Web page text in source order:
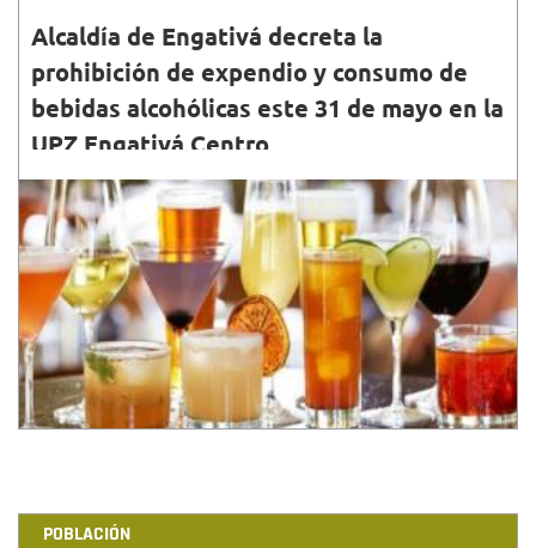
Alcaldía de Engativá decreta la
prohibición de expendio y consumo de
bebidas alcohólicas este 31 de mayo en la
UPZ Engativá Centro
30•MAYO•2015
En el marco de la celebración de “Día de la Madre y
homenaje a la lucha contra la violencia de género”,
que se llevará a cabo mañana domingo 31 de mayo
...
POBLACIÓN